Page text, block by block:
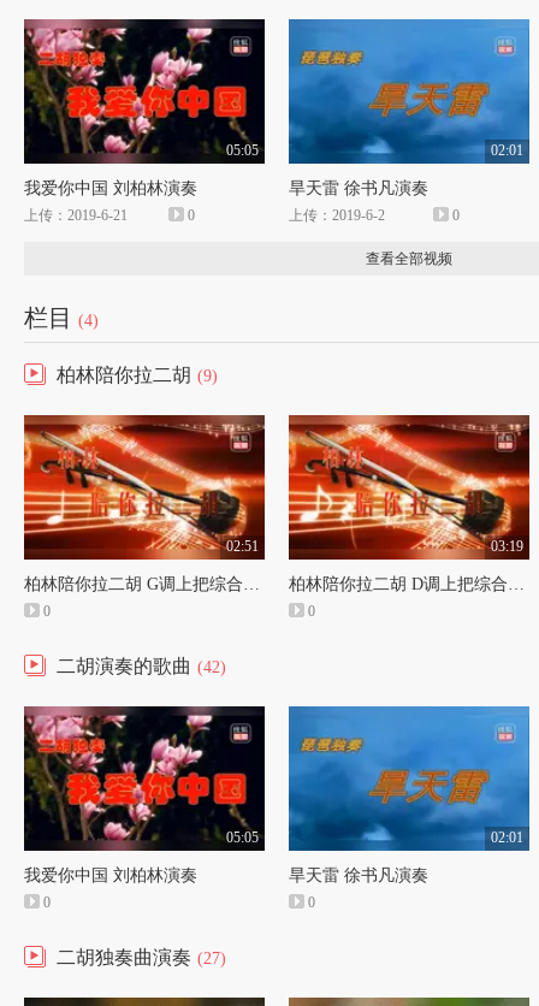
05:05
我爱你中国 刘柏林演奏
上传：2019-6-21 0
02:01
旱天雷 徐书凡演奏
上传：2019-6-2 0
查看全部视频
栏目 (4)
柏林陪你拉二胡 (9)
02:51
柏林陪你拉二胡 G调上把综合练习
0
03:19
柏林陪你拉二胡 D调上把综合练习
0
二胡演奏的歌曲 (42)
05:05
我爱你中国 刘柏林演奏
0
02:01
旱天雷 徐书凡演奏
0
二胡独奏曲演奏 (27)